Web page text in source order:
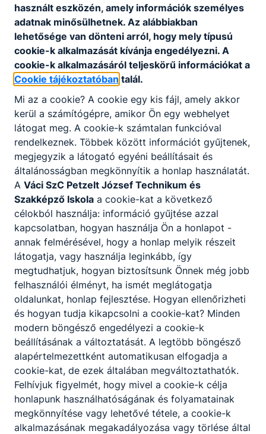
József
Technikum
és
Szakképző
Iskola
2000
Szentendre,
Római sánc
köz 1.
CLASSROOM KRÉTA
Telefon:
0626312167
E-mail:
info@petzeltj.hu
OM
azonosító:
203065/012
Adatkezelés
használt eszközén, amely információk személyes
adatnak minősülhetnek. Az alábbiakban
lehetősége van dönteni arról, hogy mely típusú
cookie-k alkalmazását kívánja engedélyezni. A
cookie-k alkalmazásáról teljeskörű információkat a
Cookie tájékoztatóban talál.
Mi az a cookie? A cookie egy kis fájl, amely akkor
kerül a számítógépre, amikor Ön egy webhelyet
látogat meg. A cookie-k számtalan funkcióval
rendelkeznek. Többek között információt gyűjtenek,
megjegyzik a látogató egyéni beállításait és
általánosságban megkönnyítik a honlap használatát.
A Váci SzC Petzelt József Technikum és
Szakképző Iskola a cookie-kat a következő
célokból használja: információ gyűjtése azzal
kapcsolatban, hogyan használja Ön a honlapot -
annak felmérésével, hogy a honlap melyik részeit
látogatja, vagy használja leginkább, így
megtudhatjuk, hogyan biztosítsunk Önnek még jobb
felhasználói élményt, ha ismét meglátogatja
oldalunkat, honlap fejlesztése. Hogyan ellenőrizheti
és hogyan tudja kikapcsolni a cookie-kat? Minden
modern böngésző engedélyezi a cookie-k
beállításának a változtatását. A legtöbb böngésző
alapértelmezettként automatikusan elfogadja a
cookie-kat, de ezek általában megváltoztathatók.
Felhívjuk figyelmét, hogy mivel a cookie-k célja
honlapunk használhatóságának és folyamatainak
megkönnyítése vagy lehetővé tétele, a cookie-k
alkalmazásának megakadályozása vagy törlése által